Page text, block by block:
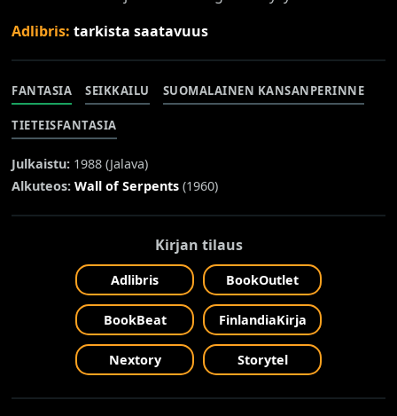
Adlibris:tarkista saatavuus
FANTASIA SEIKKAILU SUOMALAINEN KANSANPERINNE
TIETEISFANTASIA
Julkaistu: 1988 (Jalava)
Alkuteos: Wall of Serpents (1960)
Kirjan tilaus
Adlibris BookOutlet
BookBeat FinlandiaKirja
Nextory Storytel